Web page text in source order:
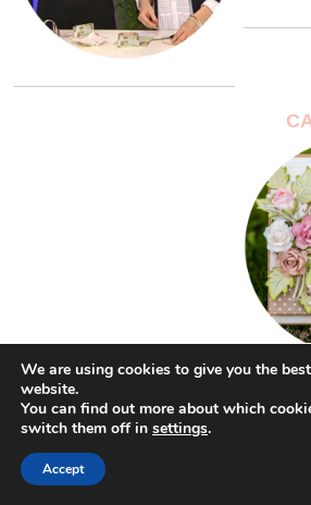
DEKORÁCIE A
We are using cookies to give you the
website.
You can find out more about which
switch them off in settings.
Accept